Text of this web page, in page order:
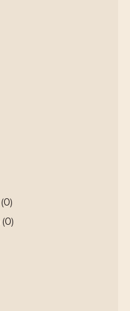
(0)
(0)